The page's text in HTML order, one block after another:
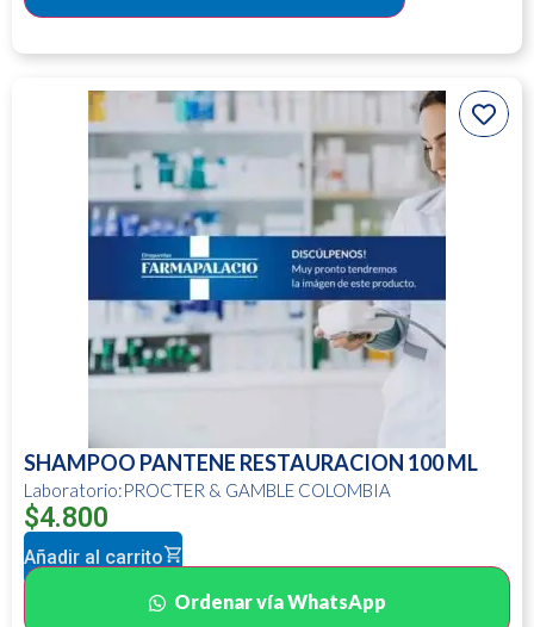
SHAMPOO PANTENE RESTAURACION 100 ML
Laboratorio:PROCTER & GAMBLE COLOMBIA
$4.800
Añadir al carrito
Ordenar vía WhatsApp